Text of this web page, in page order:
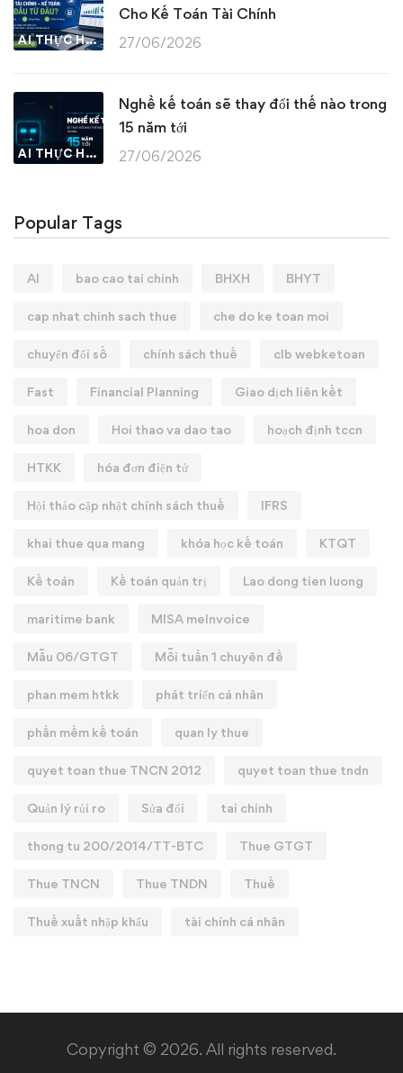
AI THỰC HÀNH
Cho Kế Toán Tài Chính
27/06/2026
AI THỰC HÀNH
Nghề kế toán sẽ thay đổi thế nào trong
15 năm tới
27/06/2026
Popular Tags
AI bao cao tai chinh BHXH BHYT
cap nhat chinh sach thue che do ke toan moi
chuyển đổi số chính sách thuế clb webketoan
Fast Financial Planning Giao dịch liên kết
hoa don Hoi thao va dao tao hoạch định tccn
HTKK hóa đơn điện tử
Hội thảo cập nhật chính sách thuế IFRS
khai thue qua mang khóa học kế toán KTQT
Kế toán Kế toán quản trị Lao dong tien luong
maritime bank MISA meInvoice
Mẫu 06/GTGT Mỗi tuần 1 chuyên đề
phan mem htkk phát triển cá nhân
phần mềm kế toán quan ly thue
quyet toan thue TNCN 2012 quyet toan thue tndn
Quản lý rủi ro Sửa đổi tai chinh
thong tu 200/2014/TT-BTC Thue GTGT
Thue TNCN Thue TNDN Thuế
Thuế xuất nhập khẩu tài chính cá nhân
Copyright © 2026. All rights reserved.